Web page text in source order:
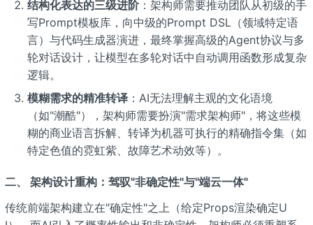
结构化表达的三级进阶：架构师需要推动团队从初级的手
写Prompt模板库，向中级的Prompt DSL（领域特定语
言）与代码生成器演进，最终掌握高级的Agent协议与多
轮对话设计，让模型在多轮对话中自动调用函数形成复杂
逻辑。
模糊需求的精准转译：AI无法理解主观的文化语境
（如"潮酷"），架构师需要扮演"需求架构师"，将这些模
糊的商业语言拆解、转译为机器可执行的精确指令集（如
特定色值的霓虹紫、故障艺术动效等）。
二、 架构设计重构：驾驭"非确定性"与"端云一体"
传统前端架构建立在"确定性"之上（给定Props渲染确定U